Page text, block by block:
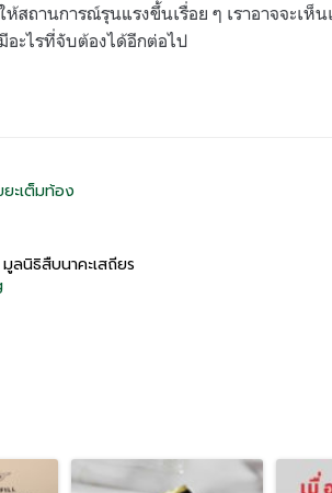
ถานการณ์รุนแรงขึ้นเรื่อย ๆ เราอาจจะเห็น
อะไรที่จับต้องได้อีกต่อไป
ยะเต็มท้อง
ลนิธิสืบนาคะเสถียร